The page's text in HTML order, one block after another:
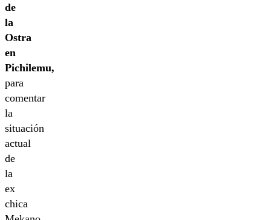
de
la
Ostra
en
Pichilemu,
para
comentar
la
situación
actual
de
la
ex
chica